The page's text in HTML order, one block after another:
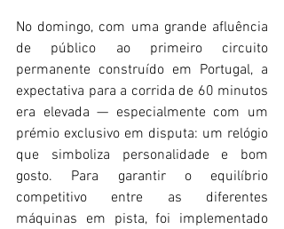
No domingo, com uma grande afluência
de público ao primeiro circuito
permanente construído em Portugal, a
expectativa para a corrida de 60 minutos
era elevada — especialmente com um
prémio exclusivo em disputa: um relógio
que simboliza personalidade e bom
gosto. Para garantir o equilíbrio
competitivo entre as diferentes
máquinas em pista, foi implementado